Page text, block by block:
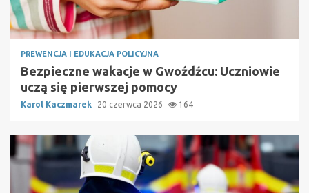
PREWENCJA I EDUKACJA POLICYJNA
Bezpieczne wakacje w Gwoźdźcu: Uczniowie
uczą się pierwszej pomocy
Karol Kaczmarek 20 czerwca 2026 164